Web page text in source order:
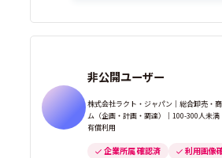
非公開ユーザー
株式会社ラクト・ジャパン｜総合卸売・
ム（企画・計画・調達）｜100-300人未
有償利用
企業所属 確認済 利用画像